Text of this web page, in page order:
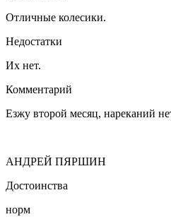
Отличные колесики.
Недостатки
Их нет.
Комментарий
Езжу второй месяц, нареканий
АНДРЕЙ ПЯРШИН
Достоинства
норм